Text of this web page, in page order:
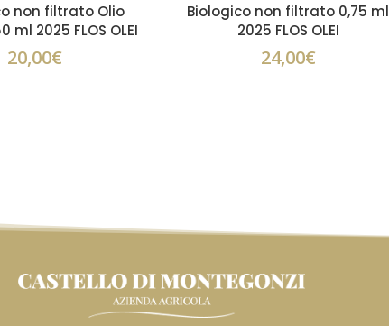
non filtrato Olio
ml 2025 FLOS OLEI
20,00€
Biologico non filtrato 0,75 ml
2025 FLOS OLEI
24,00€